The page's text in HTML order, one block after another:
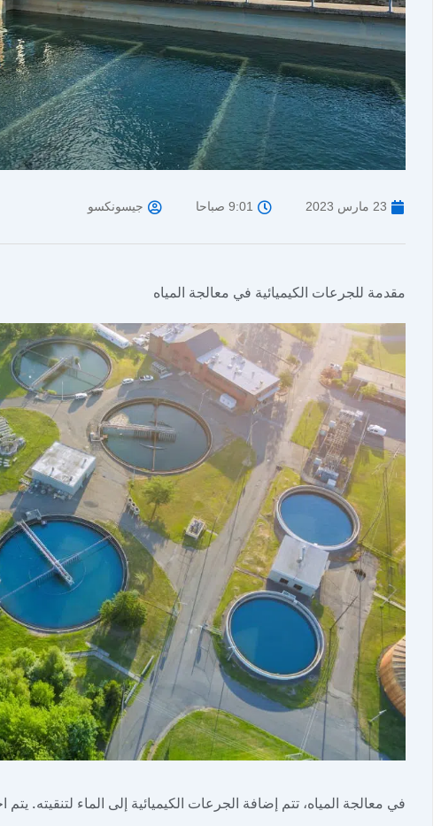
23 مارس 2023 9:01 صباحا جيسونكسو
مقدمة للجرعات الكيميائية في معالجة المياه
في معالجة المياه، تتم إضافة الجرعات الكيميائية إلى الماء لتنقيته. يتم